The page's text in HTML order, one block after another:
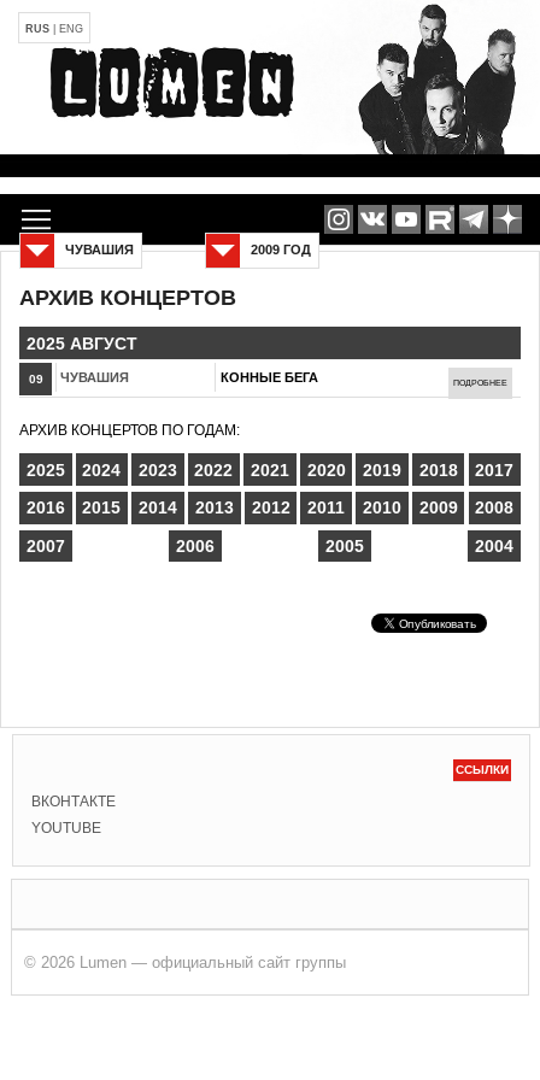
RUS ENG
АРХИВ КОНЦЕРТОВ
2009 ГОД
ЧУВАШИЯ
2025 АВГУСТ
09 ЧУВАШИЯ КОННЫЕ БЕГА ПОДРОБНЕЕ
АРХИВ КОНЦЕРТОВ ПО ГОДАМ:
2025 2024 2023 2022 2021 2020 2019 2018
2017
2016
2015 2014 2013 2012 2011 2010 2009
2008
2007
2006 2005 2004
ССЫЛКИ
ВКОНТАКТЕ
YOUTUBE
© 2026 Lumen — официальный сайт группы